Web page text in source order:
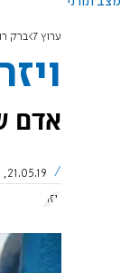
ערוץ 7 ברק
אדם
21.05.19, 10:49
ויזה